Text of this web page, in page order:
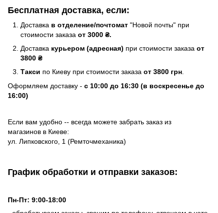
Бесплатная доставка, если:
Доставка в отделение/почтомат "Новой почты" при
стоимости заказа от 3000 ₴.
Доставка курьером (адресная) при стоимости заказа от
3800 ₴
Такси по Киеву при стоимости заказа от 3800 грн.
Оформляем доставку - с 10:00 до 16:30 (в воскресенье до
16:00)
Если вам удобно -- всегда можете забрать заказ из
магазинов в Киеве:
ул. Липковского, 1 (Ремточмеханика)
График обработки и отправки заказов:
Пн-Пт: 9:00-18:00